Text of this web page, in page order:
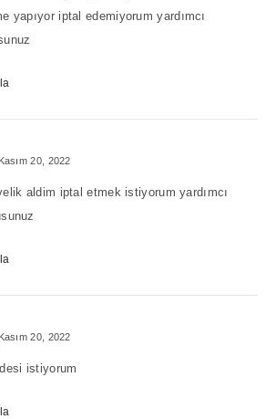
yapıyor iptal edemiyorum yardımcı
Kasım 20, 2022
aldim iptal etmek istiyorum yardımcı
Kasım 20, 2022
istiyorum